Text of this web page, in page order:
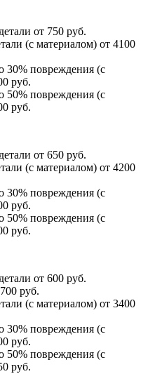
от 750 руб.
(с материалом) от 4100
30% повреждения (с
руб.
50% повреждения (с
руб.
от 650 руб.
(с материалом) от 4200
30% повреждения (с
руб.
50% повреждения (с
руб.
от 600 руб.
руб.
(с материалом) от 3400
30% повреждения (с
руб.
50% повреждения (с
руб.